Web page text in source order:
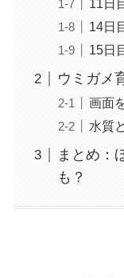
11日
14日
15日
ウミガメ
画面
水質
まとめ：
も？